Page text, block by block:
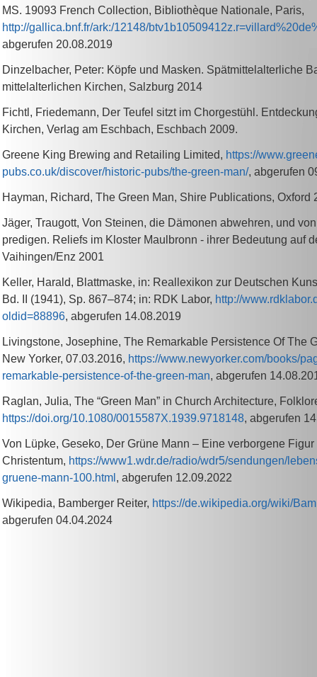
MS. 19093 French Collection, Bibliothèque Nationale, Paris,
http://gallica.bnf.fr/ark:/12148/
abgerufen 20.08.2019
Dinzelbacher, Peter: Köpfe und Masken. Spätmittelalterliche
mittelalterlichen Kirchen, Salzburg 2014
Fichtl, Friedemann, Der Teufel sitzt im Chorgestühl.
Kirchen, Verlag am Eschbach, Eschbach 2009.
Greene King Brewing and Retailing Limited, https://
pubs.co.uk/discover/historic-pubs/the-green-man/, abgerufen
Hayman, Richard, The Green Man, Shire Publications, Oxford
Jäger, Traugott, Von Steinen, die Dämonen abwehren, und
predigen. Reliefs im Kloster Maulbronn - ihrer Bedeutung auf
Vaihingen/Enz 2001
Keller, Harald, Blattmaske, in: Reallexikon zur Deutschen
Bd. II (1941), Sp. 867–874; in: RDK Labor, http://
oldid=88896, abgerufen 14.08.2019
Livingstone, Josephine, The Remarkable Persistence Of The
New Yorker, 07.03.2016, https://www.newyorker.com/books/
remarkable-persistence-of-the-green-man, abgerufen
Raglan, Julia, The “Green Man” in Church Architecture,
https://doi.org/10.1080/0015587X.1939.9718148, abgerufen
Von Lüpke, Geseko, Der Grüne Mann – Eine verborgene Figur
Christentum, https://www1.wdr.de/radio/wdr5/sendungen/
gruene-mann-100.html , abgerufen 12.09.2022
Wikipedia, Bamberger Reiter, https://de.wikipedia.org/wiki/
abgerufen 04.04.2024